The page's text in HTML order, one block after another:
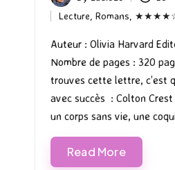
Posted
byPosted
in
Lecture Romans
Auteur : Olivia Harvard
Nombre de pages : 320
trouves cette lettre, c’est
avec succès : Colton Crest
un corps sans vie, une
Read More